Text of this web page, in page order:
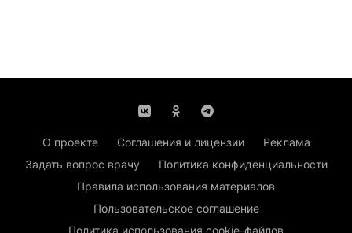
О проекте Соглашения и лицензии
Реклама
Задать вопрос врачу
Политика конфиденциальности
Правила использования материалов
Пользовательское соглашение
Политика использования cookie-файлов